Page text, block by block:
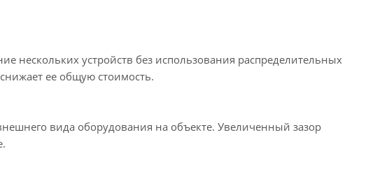
устройств без использования распределительных
ее общую стоимость.
вида оборудования на объекте. Увеличенный зазор